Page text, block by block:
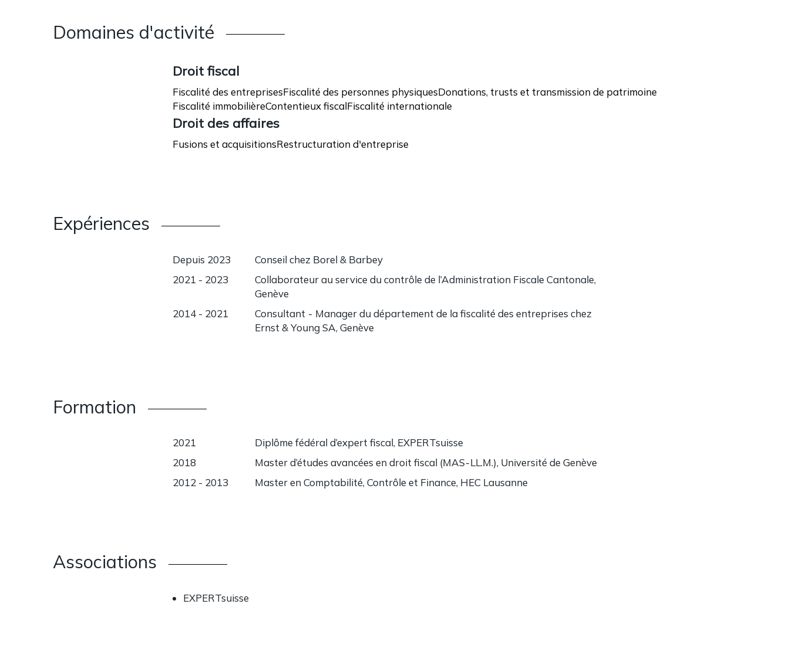
Domaines d'activité
Droit fiscal
Fiscalité des entreprisesFiscalité des personnes physiquesDonations, trusts et transmission de patrimoine
Fiscalité immobilièreContentieux fiscalFiscalité internationale
Droit des affaires
Fusions et acquisitionsRestructuration d'entreprise
Expériences
Depuis 2023
Conseil chez Borel & Barbey
2021 - 2023
Collaborateur au service du contrôle de l’Administration Fiscale Cantonale,
Genève
2014 - 2021
Consultant - Manager du département de la fiscalité des entreprises chez
Ernst & Young SA, Genève
Formation
2021
Diplôme fédéral d’expert fiscal, EXPERTsuisse
2018
Master d’études avancées en droit fiscal (MAS - LL.M.), Université de Genève
2012 - 2013
Master en Comptabilité, Contrôle et Finance, HEC Lausanne
Associations
EXPERTsuisse